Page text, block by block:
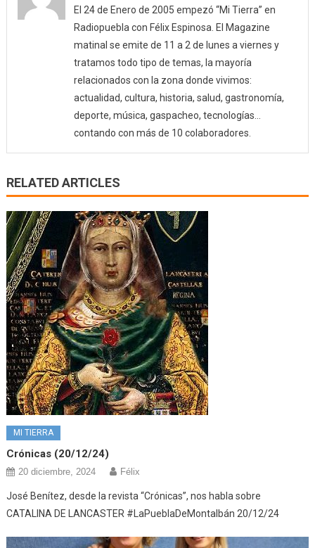
El 24 de Enero de 2005 empezó “Mi Tierra” en
Radiopuebla con Félix Espinosa. El Magazine
matinal se emite de 11 a 2 de lunes a viernes y
tratamos todo tipo de temas, la mayoría
relacionados con la zona donde vivimos:
actualidad, cultura, historia, salud, gastronomía,
deporte, música, gaspacheo, tecnologías…
contando con más de 10 colaboradores.
RELATED ARTICLES
MI TIERRA
Crónicas (20/12/24)
20 diciembre, 2024 Félix
José Benítez, desde la revista “Crónicas”, nos habla sobre
CATALINA DE LANCASTER #LaPueblaDeMontalbán 20/12/24